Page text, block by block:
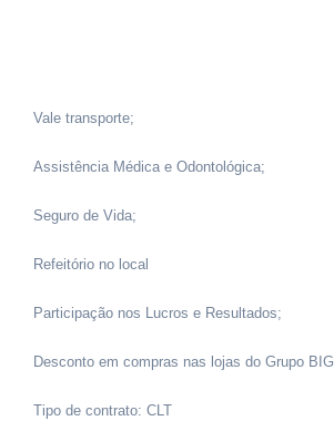
Vale transporte;
Assistência Médica e Odontológica;
Seguro de Vida;
Refeitório no local
Participação nos Lucros e Resultados;
Desconto em compras nas lojas do Grupo BIG.
Tipo de contrato: CLT